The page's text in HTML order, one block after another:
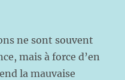
ne sont souvent
mais à force d’en
la mauvaise